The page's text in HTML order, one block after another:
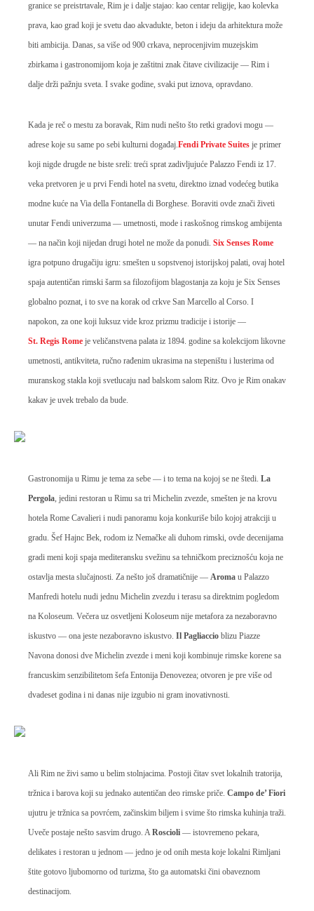
granice se preistrtavale, Rim je i dalje stajao: kao centar religije, kao kolevka
prava, kao grad koji je svetu dao akvadukte, beton i ideju da arhitektura može
biti ambicija. Danas, sa više od 900 crkava, neprocenjivim muzejskim
zbirkama i gastronomijom koja je zaštitni znak čitave civilizacije — Rim i
dalje drži pažnju sveta. I svake godine, svaki put iznova, opravdano.
Kada je reč o mestu za boravak, Rim nudi nešto što retki gradovi mogu —
adrese koje su same po sebi kulturni događaj.Fendi Private Suites je primer
koji nigde drugde ne biste sreli: treći sprat zadivljujuće Palazzo Fendi iz 17.
veka pretvoren je u prvi Fendi hotel na svetu, direktno iznad vodećeg butika
modne kuće na Via della Fontanella di Borghese. Boraviti ovde znači živeti
unutar Fendi univerzuma — umetnosti, mode i raskošnog rimskog ambijenta
— na način koji nijedan drugi hotel ne može da ponudi. Six Senses Rome
igra potpuno drugačiju igru: smešten u sopstvenoj istorijskoj palati, ovaj hotel
spaja autentičan rimski šarm sa filozofijom blagostanja za koju je Six Senses
globalno poznat, i to sve na korak od crkve San Marcello al Corso. I
napokon, za one koji luksuz vide kroz prizmu tradicije i istorije —
St. Regis Rome je veličanstvena palata iz 1894. godine sa kolekcijom likovne
umetnosti, antikviteta, ručno rađenim ukrasima na stepeništu i lusterima od
muranskog stakla koji svetlucaju nad balskom salom Ritz. Ovo je Rim onakav
kakav je uvek trebalo da bude.
Gastronomija u Rimu je tema za sebe — i to tema na kojoj se ne štedi. La
Pergola, jedini restoran u Rimu sa tri Michelin zvezde, smešten je na krovu
hotela Rome Cavalieri i nudi panoramu koja konkuriše bilo kojoj atrakciji u
gradu. Šef Hajnc Bek, rodom iz Nemačke ali duhom rimski, ovde decenijama
gradi meni koji spaja mediteransku svežinu sa tehničkom preciznošću koja ne
ostavlja mesta slučajnosti. Za nešto još dramatičnije — Aroma u Palazzo
Manfredi hotelu nudi jednu Michelin zvezdu i terasu sa direktnim pogledom
na Koloseum. Večera uz osvetljeni Koloseum nije metafora za nezaboravno
iskustvo — ona jeste nezaboravno iskustvo. Il Pagliaccio blizu Piazze
Navona donosi dve Michelin zvezde i meni koji kombinuje rimske korene sa
francuskim senzibilitetom šefa Entonija Đenovezea; otvoren je pre više od
dvadeset godina i ni danas nije izgubio ni gram inovativnosti.
Ali Rim ne živi samo u belim stolnjacima. Postoji čitav svet lokalnih tratorija,
tržnica i barova koji su jednako autentičan deo rimske priče. Campo de’ Fiori
ujutru je tržnica sa povrćem, začinskim biljem i svime što rimska kuhinja traži.
Uveče postaje nešto sasvim drugo. ARoscioli — istovremeno pekara,
delikates i restoran u jednom — jedno je od onih mesta koje lokalni Rimljani
štite gotovo ljubomorno od turizma, što ga automatski čini obaveznom
destinacijom.